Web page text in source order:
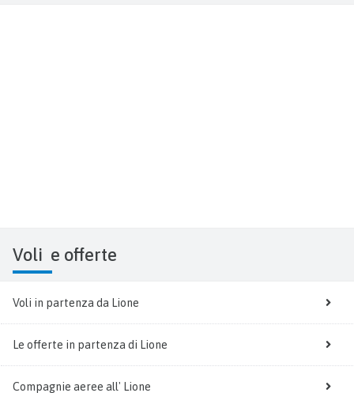
Voli e offerte
Voli in partenza da Lione
Le offerte in partenza di Lione
Compagnie aeree all' Lione